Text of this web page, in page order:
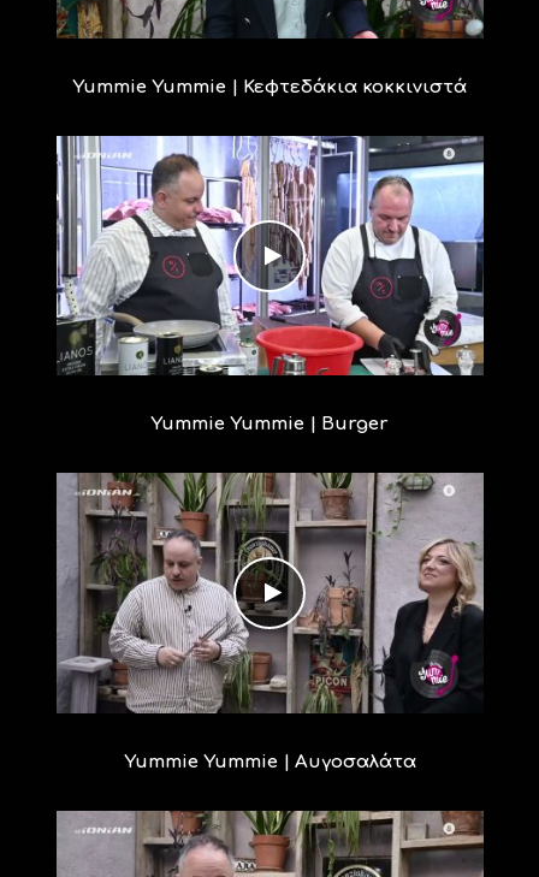
Yummie Yummie | Κεφτεδάκια κοκκινιστά
Yummie Yummie | Burger
Yummie Yummie | Αυγοσαλάτα